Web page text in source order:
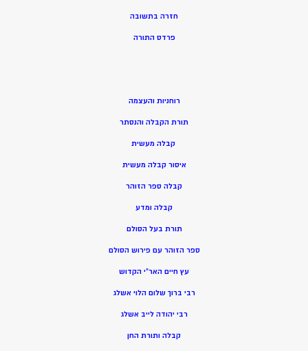
חזרה בתשובה
פרדס התורה
רוחניות והעצמה
תורת הקבלה והנסתר
קבלה מעשית
איסור קבלה מעשית
קבלה ספר הזוהר
קבלה ומדע
תורת בעל הסולם
ספר הזוהר עם פירוש הסולם
עץ חיים האר”י הקדוש
רבי ברוך שלום הלוי אשלג
רבי יהודה לייב אשלג
קבלה ותורת החן